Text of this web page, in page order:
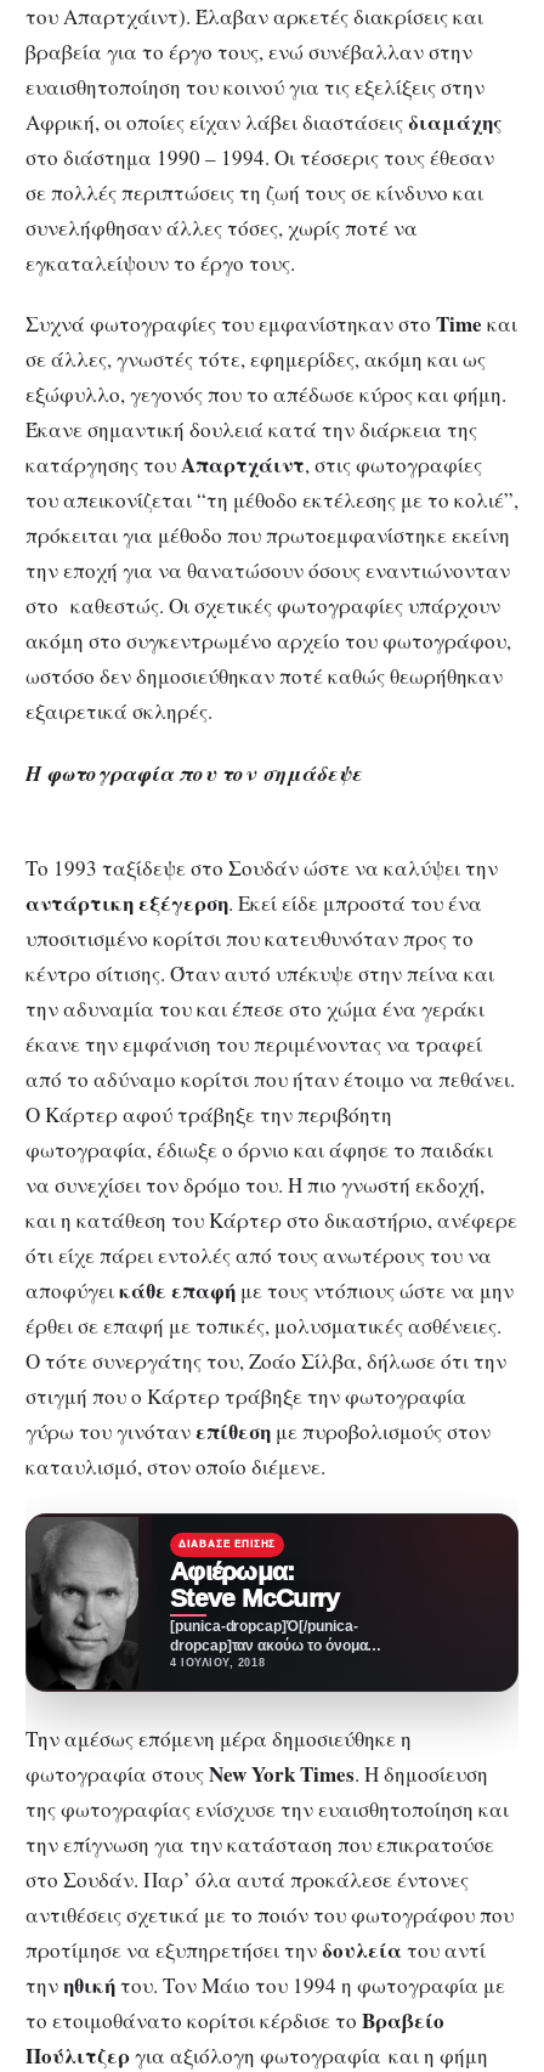
του Απαρτχάιντ). Έλαβαν αρκετές διακρίσεις και
βραβεία για το έργο τους, ενώ συνέβαλλαν στην
ευαισθητοποίηση του κοινού για τις εξελίξεις στην
Αφρική, οι οποίες είχαν λάβει διαστάσειςδιαμάχης
στο διάστημα 1990 – 1994. Οι τέσσερις τους έθεσαν
σε πολλές περιπτώσεις τη ζωή τους σε κίνδυνο και
συνελήφθησαν άλλες τόσες, χωρίς ποτέ να
εγκαταλείψουν το έργο τους.
Συχνά φωτογραφίες του εμφανίστηκαν στο Time και
σε άλλες, γνωστές τότε, εφημερίδες, ακόμη και ως
εξώφυλλο, γεγονός που το απέδωσε κύρος και φήμη.
Έκανε σημαντική δουλειά κατά την διάρκεια της
κατάργησης τουΑπαρτχάιντ, στις φωτογραφίες
του απεικονίζεται “τη μέθοδο εκτέλεσης με το κολιέ”,
πρόκειται για μέθοδο που πρωτοεμφανίστηκε εκείνη
την εποχή για να θανατώσουν όσους εναντιώνονταν
στο καθεστώς. Οι σχετικές φωτογραφίες υπάρχουν
ακόμη στο συγκεντρωμένο αρχείο του φωτογράφου,
ωστόσο δεν δημοσιεύθηκαν ποτέ καθώς θεωρήθηκαν
εξαιρετικά σκληρές.
Η φωτογραφία που τον σημάδεψε
Το 1993 ταξίδεψε στο Σουδάν ώστε να καλύψει την
αντάρτικη εξέγερση. Εκεί είδε μπροστά του ένα
υποσιτισμένο κορίτσι που κατευθυνόταν προς το
κέντρο σίτισης. Όταν αυτό υπέκυψε στην πείνα και
την αδυναμία του και έπεσε στο χώμα ένα γεράκι
έκανε την εμφάνιση του περιμένοντας να τραφεί
από το αδύναμο κορίτσι που ήταν έτοιμο να πεθάνει.
Ο Κάρτερ αφού τράβηξε την περιβόητη
φωτογραφία, έδιωξε ο όρνιο και άφησε το παιδάκι
να συνεχίσει τον δρόμο του. Η πιο γνωστή εκδοχή,
και η κατάθεση του Κάρτερ στο δικαστήριο, ανέφερε
ότι είχε πάρει εντολές από τους ανωτέρους του να
αποφύγεικάθε επαφή με τους ντόπιους ώστε να μην
έρθει σε επαφή με τοπικές, μολυσματικές ασθένειες.
Ο τότε συνεργάτης του, Ζοάο Σίλβα, δήλωσε ότι την
στιγμή που ο Κάρτερ τράβηξε την φωτογραφία
γύρω του γινότανεπίθεση με πυροβολισμούς στον
καταυλισμό, στον οποίο διέμενε.
ΔΙΆΒΑΣΕ ΕΠΊΣΗΣ
Αφιέρωμα:
Steve McCurry
[punica-dropcap]Ό[/punica-
dropcap]ταν ακούω το όνομα
Steve McCurry μου έρχονται
4 ΙΟΥΛΊΟΥ, 2018
Την αμέσως επόμενη μέρα δημοσιεύθηκε η
φωτογραφία στουςNew York Times. Η δημοσίευση
της φωτογραφίας ενίσχυσε την ευαισθητοποίηση και
την επίγνωση για την κατάσταση που επικρατούσε
στο Σουδάν. Παρ’ όλα αυτά προκάλεσε έντονες
αντιθέσεις σχετικά με το ποιόν του φωτογράφου που
προτίμησε να εξυπηρετήσει τηνδουλείατου αντί
τηνηθικήτου. Τον Μάιο του 1994 η φωτογραφία με
το ετοιμοθάνατο κορίτσι κέρδισε το Βραβείο
Πούλιτζεργια αξιόλογη φωτογραφία και η φήμη